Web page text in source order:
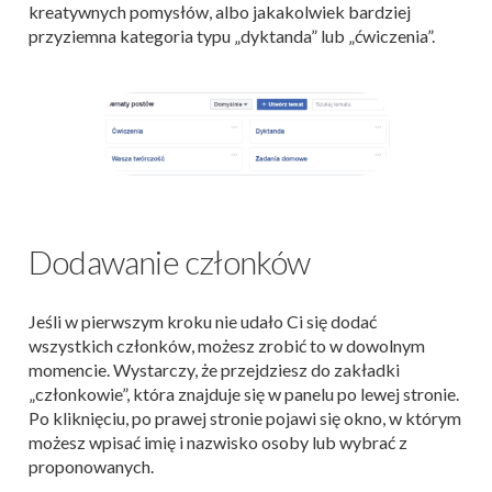
kreatywnych pomysłów, albo jakakolwiek bardziej
przyziemna kategoria typu „dyktanda” lub „ćwiczenia”.
Dodawanie członków
Jeśli w pierwszym kroku nie udało Ci się dodać
wszystkich członków, możesz zrobić to w dowolnym
momencie. Wystarczy, że przejdziesz do zakładki
„członkowie”, która znajduje się w panelu po lewej stronie.
Po kliknięciu, po prawej stronie pojawi się okno, w którym
możesz wpisać imię i nazwisko osoby lub wybrać z
proponowanych.